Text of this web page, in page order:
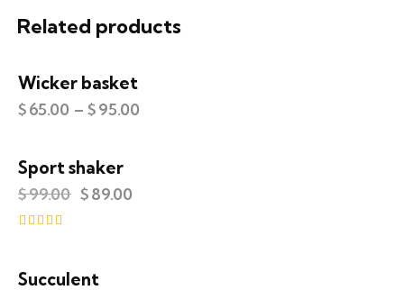
Related products
Wicker basket
$65.00 – $95.00
-10%
Sport shaker
$99.00 $89.00
out of 5
Succulent